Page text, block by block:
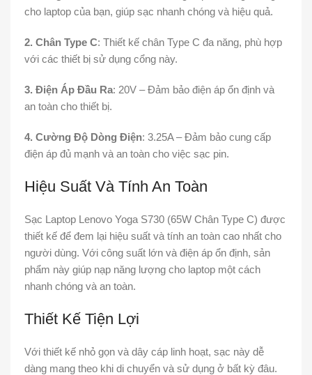
cho laptop của bạn, giúp sạc nhanh chóng và hiệu quả.
2. Chân Type C: Thiết kế chân Type C đa năng, phù hợp
với các thiết bị sử dụng cổng này.
3. Điện Áp Đầu Ra: 20V – Đảm bảo điện áp ổn định và
an toàn cho thiết bị.
4. Cường Độ Dòng Điện: 3.25A – Đảm bảo cung cấp
điện áp đủ mạnh và an toàn cho việc sạc pin.
Hiệu Suất Và Tính An Toàn
Sạc Laptop Lenovo Yoga S730 (65W Chân Type C) được
thiết kế để đem lại hiệu suất và tính an toàn cao nhất cho
người dùng. Với công suất lớn và điện áp ổn định, sản
phẩm này giúp nạp năng lượng cho laptop một cách
nhanh chóng và an toàn.
Thiết Kế Tiện Lợi
Với thiết kế nhỏ gọn và dây cáp linh hoạt, sạc này dễ
dàng mang theo khi di chuyển và sử dụng ở bất kỳ đâu.